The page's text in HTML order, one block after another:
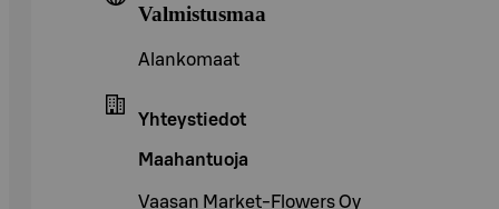
Valmistusmaa
Alankomaat
Yhteystiedot
Maahantuoja
Vaasan Market-Flowers Oy